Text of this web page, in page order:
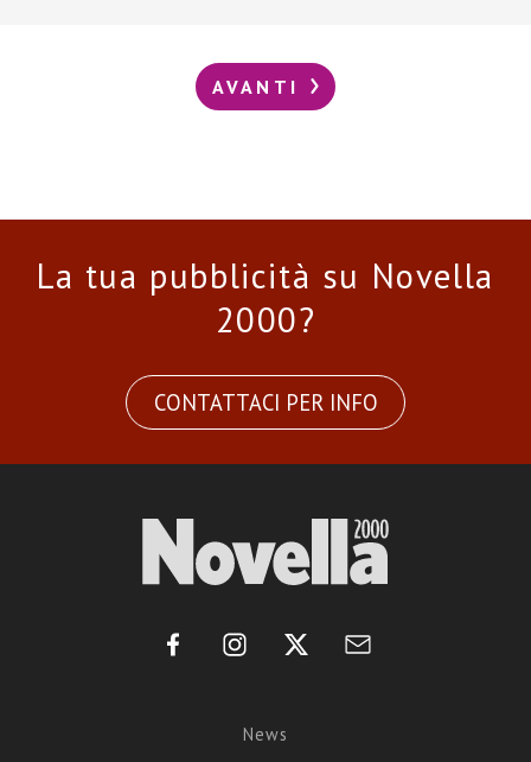
AVANTI
La tua pubblicità su Novella
2000?
CONTATTACI PER INFO
News